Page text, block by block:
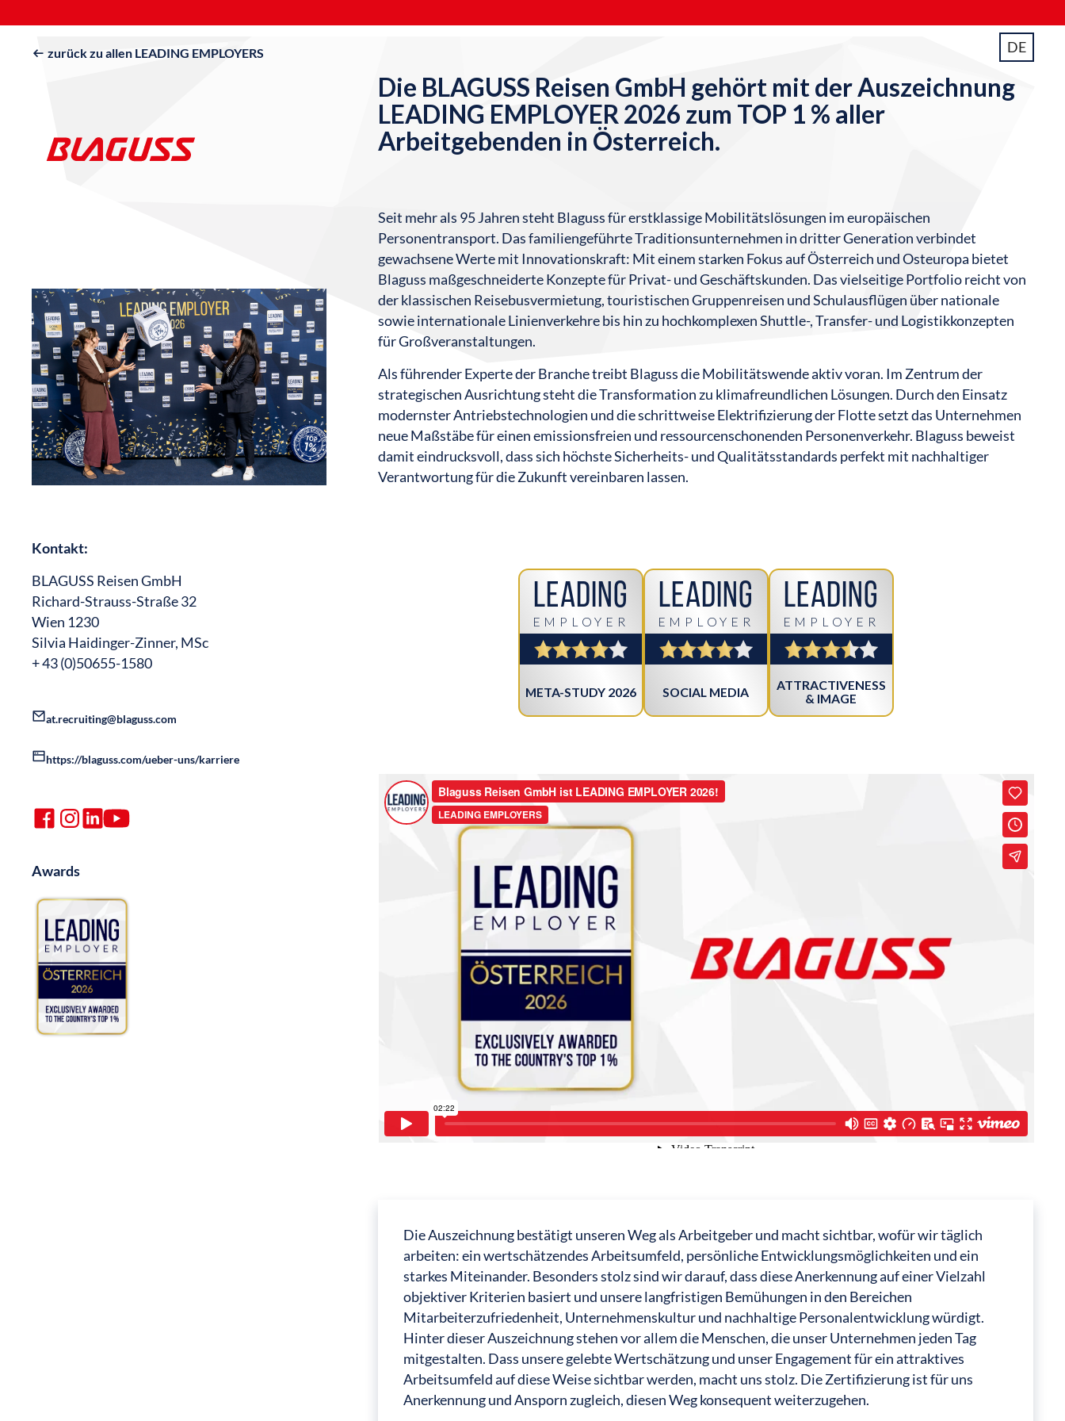
 zurück zu allen LEADING EMPLOYERS DE
Kontakt:
BLAGUSS Reisen GmbH
Richard-Strauss-Straße 32
Wien 1230
Silvia Haidinger-Zinner, MSc
+ 43 (0)50655-1580
at.recruiting@blaguss.com
https://blaguss.com/ueber-uns/karriere
Awards
Die BLAGUSS Reisen GmbH gehört mit der Auszeichnung
LEADING EMPLOYER 2026 zum TOP 1 % aller
Arbeitgebenden in Österreich.
Seit mehr als 95 Jahren steht Blaguss für erstklassige Mobilitätslösungen im europäischen
Personentransport. Das familiengeführte Traditionsunternehmen in dritter Generation verbindet
gewachsene Werte mit Innovationskraft: Mit einem starken Fokus auf Österreich und Osteuropa bietet
Blaguss maßgeschneiderte Konzepte für Privat- und Geschäftskunden. Das vielseitige Portfolio reicht von
der klassischen Reisebusvermietung, touristischen Gruppenreisen und Schulausflügen über nationale
sowie internationale Linienverkehre bis hin zu hochkomplexen Shuttle-, Transfer- und Logistikkonzepten
für Großveranstaltungen.
Als führender Experte der Branche treibt Blaguss die Mobilitätswende aktiv voran. Im Zentrum der
strategischen Ausrichtung steht die Transformation zu klimafreundlichen Lösungen. Durch den Einsatz
modernster Antriebstechnologien und die schrittweise Elektrifizierung der Flotte setzt das Unternehmen
neue Maßstäbe für einen emissionsfreien und ressourcenschonenden Personenverkehr. Blaguss beweist
damit eindrucksvoll, dass sich höchste Sicherheits- und Qualitätsstandards perfekt mit nachhaltiger
Verantwortung für die Zukunft vereinbaren lassen.
Leading
EMPLOYER
META-STUDY 2026
Leading
EMPLOYER
SOCIAL MEDIA
Leading
EMPLOYER
ATTRACTIVENESS
& IMAGE
Die Auszeichnung bestätigt unseren Weg als Arbeitgeber und macht sichtbar, wofür wir täglich
arbeiten: ein wertschätzendes Arbeitsumfeld, persönliche Entwicklungsmöglichkeiten und ein
starkes Miteinander. Besonders stolz sind wir darauf, dass diese Anerkennung auf einer Vielzahl
objektiver Kriterien basiert und unsere langfristigen Bemühungen in den Bereichen
Mitarbeiterzufriedenheit, Unternehmenskultur und nachhaltige Personalentwicklung würdigt.
Hinter dieser Auszeichnung stehen vor allem die Menschen, die unser Unternehmen jeden Tag
mitgestalten. Dass unsere gelebte Wertschätzung und unser Engagement für ein attraktives
Arbeitsumfeld auf diese Weise sichtbar werden, macht uns stolz. Die Zertifizierung ist für uns
Anerkennung und Ansporn zugleich, diesen Weg konsequent weiterzugehen.